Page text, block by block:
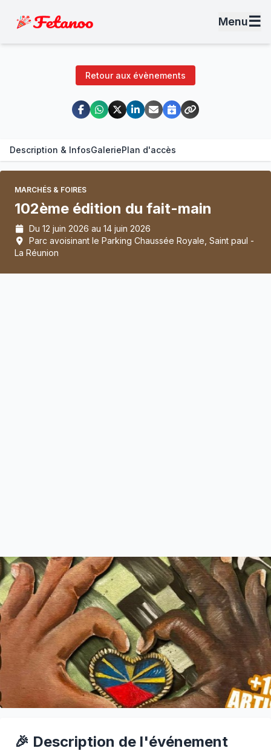
Menu☰
Retour aux évènements
Description & InfosGaleriePlan d'accès
MARCHÉS & FOIRES
102ème édition du fait-main
Du 12 juin 2026 au 14 juin 2026
Parc avoisinant le Parking Chaussée Royale, Saint paul -
La Réunion
🎉 Description de l'événement